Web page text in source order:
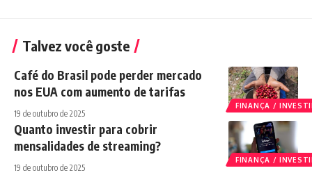
Talvez você goste
FINANÇA /
Café do Brasil pode perder mercado
nos EUA com aumento de tarifas
19 de outubro de 2025
FINANÇA /
Quanto investir para cobrir
mensalidades de streaming?
19 de outubro de 2025